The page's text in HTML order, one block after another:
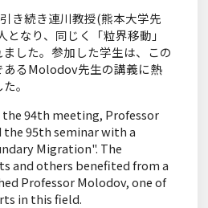
き続き連川教授(熊本大学先
なり、同じく「粒界移動」
した。参加した学生は、この
あるMolodov先生の講義に熱
。
94th meeting, Professor
the 95th seminar with a
Migration". The
and others benefited from a
Professor Molodov, one of
in this field.